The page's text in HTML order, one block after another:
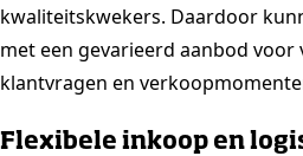
kwaliteitskwekers. Daardoor
met een gevarieerd aanbod voor
klantvragen en
Flexibele inkoop en